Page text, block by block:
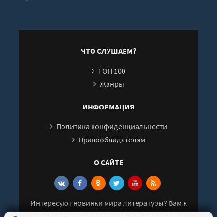
ЧТО СЛУШАЕМ?
ТОП 100
Жанры
ИНФОРМАЦИЯ
Политика конфиденциальности
Правообладателям
О САЙТЕ
Интересуют новинки мира литературы? Вам к